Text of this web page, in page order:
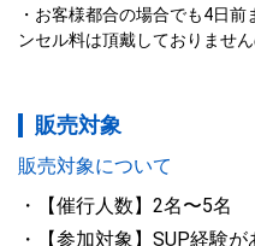
お客様都合の場合でも4日前
ンセル料は頂戴しておりませ
販売対象
販売対象について
【催行人数】2名〜5名
【参加対象】SUP経験